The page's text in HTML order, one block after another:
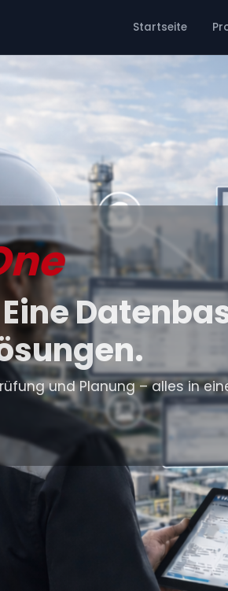
Startseite
und Planung – alles in